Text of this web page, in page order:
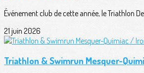
Événement club de cette année, le Triathlon
21 juin 2026
Triathlon & Swimrun Mesquer-